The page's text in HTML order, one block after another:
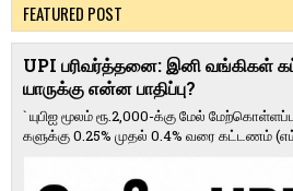
FEATURED POST
UPI பரிவர்த்தனை: இனி வங்கிகள்
யாருக்கு என்ன பாதிப்பு?
` யுபிஐ மூலம் ரூ.2,000-க்கு மேல்
களுக்கு 0.25% முதல் 0.4% வரை கட்​ட​ணம்